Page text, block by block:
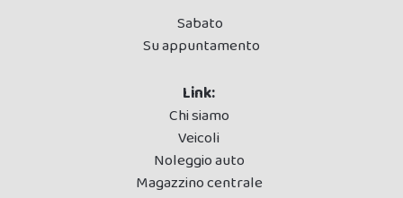
Sabato
Su appuntamento
Link:
Chi siamo
Veicoli
Noleggio auto
Magazzino centrale